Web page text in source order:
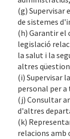
(g) Supervisar
de sistemes
(h) Garantir el
legislació
la salut i la
altres
(i) Supervisar
personal per
(j) Consultar
d'altres
(k)
relacions amb